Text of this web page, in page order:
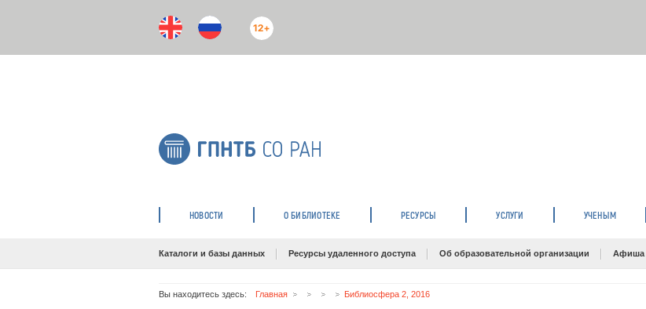
12+
НОВОСТИ О БИБЛИОТЕКЕ РЕСУРСЫ УСЛУГИ УЧЕНЫМ
Каталоги и базы данных Ресурсы удаленного доступа Об образовательной организации Афиша
Вы находитесь здесь: Главная Библиосфера 2, 2016